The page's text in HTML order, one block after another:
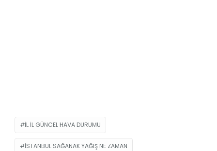
IL IL GÜNCEL HAVA DURUMU
ISTANBUL SAĞANAK YAĞIŞ NE ZAMAN